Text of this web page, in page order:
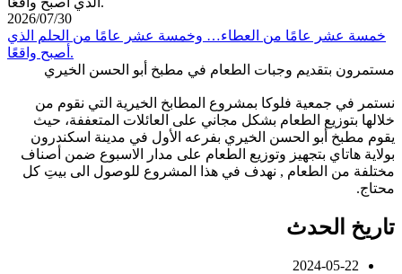
2026/07/30
خمسة عشر عامًا من العطاء… وخمسة عشر عامًا من الحلم الذي
أصبح واقعًا.
مستمرون بتقديم وجبات الطعام في مطبخ أبو الحسن الخيري
نستمر في جمعية فلوكا بمشروع المطابخ الخيرية التي نقوم من
خلالها بتوزيع الطعام بشكل مجاني على العائلات المتعففة، حيث
يقوم مطبخ أبو الحسن الخيري بفرعه الأول في مدينة اسكندرون
بولاية هاتاي بتجهيز وتوزيع الطعام على مدار الاسبوع ضمن أصناف
مختلفة من الطعام , نهدف في هذا المشروع للوصول الى بيتِ كل
محتاج.
تاريخ الحدث
2024-05-22